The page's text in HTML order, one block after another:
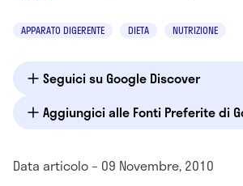
APPARATO DIGERENTE DIETA NUTRIZIONE
Seguici su Google Discover
Aggiungici alle Fonti Preferite di
Data articolo – 09 Novembre, 2010